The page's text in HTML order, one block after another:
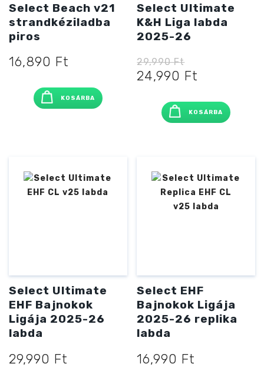
Select Beach v21
strandkéziladba
piros
16,890 Ft
KOSÁRBA
Select Ultimate
K&H Liga labda
2025-26
29,990Ft
Original
was:
29,990 Ft
24,990 Ft
is:
24,990 Ft
KOSÁRBA
Select Ultimate
EHF Bajnokok
Ligája 2025-26
labda
29,990 Ft
Select EHF
Bajnokok Ligája
2025-26 replika
labda
16,990 Ft